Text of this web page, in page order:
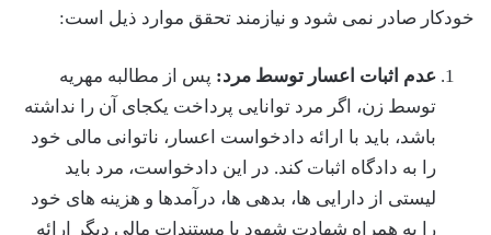
خودکار صادر نمی شود و نیازمند تحقق موارد ذیل است:
عدم اثبات اعسار توسط مرد: پس از مطالبه مهریه
توسط زن، اگر مرد توانایی پرداخت یکجای آن را نداشته
باشد، باید با ارائه دادخواست اعسار، ناتوانی مالی خود
را به دادگاه اثبات کند. در این دادخواست، مرد باید
لیستی از دارایی ها، بدهی ها، درآمدها و هزینه های خود
را به همراه شهادت شهود یا مستندات مالی دیگر ارائه